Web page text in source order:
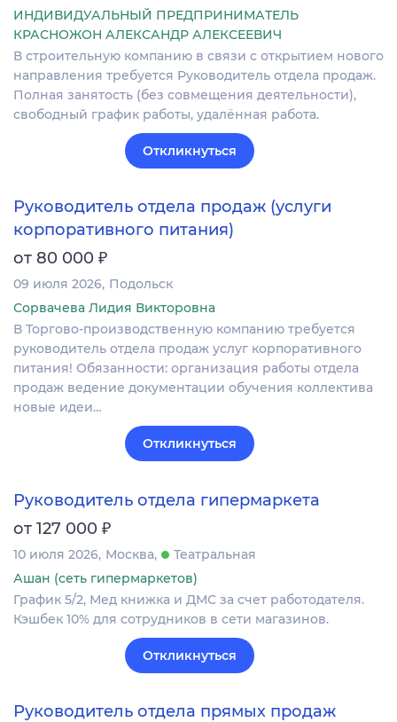
ИНДИВИДУАЛЬНЫЙ ПРЕДПРИНИМАТЕЛЬ
КРАСНОЖОН АЛЕКСАНДР АЛЕКСЕЕВИЧ
В строительную компанию в связи с открытием нового
направления требуется Руководитель отдела продаж.
Полная занятость (без совмещения деятельности),
свободный график работы, удалённая работа.
Откликнуться
Руководитель отдела продаж (услуги
корпоративного питания)
от 80 000 ₽
09 июля 2026 Подольск
Сорвачева Лидия Викторовна
В Торгово-производственную компанию требуется
руководитель отдела продаж услуг корпоративного
питания! Обязанности: организация работы отдела
продаж ведение документации обучения коллектива
новые идеи…
Откликнуться
Руководитель отдела гипермаркета
от 127 000 ₽
10 июля 2026 Москва
Театральная
Ашан (сеть гипермаркетов)
График 5/2, Мед книжка и ДМС за счет работодателя.
Кэшбек 10% для сотрудников в сети магазинов.
Откликнуться
Руководитель отдела прямых продаж